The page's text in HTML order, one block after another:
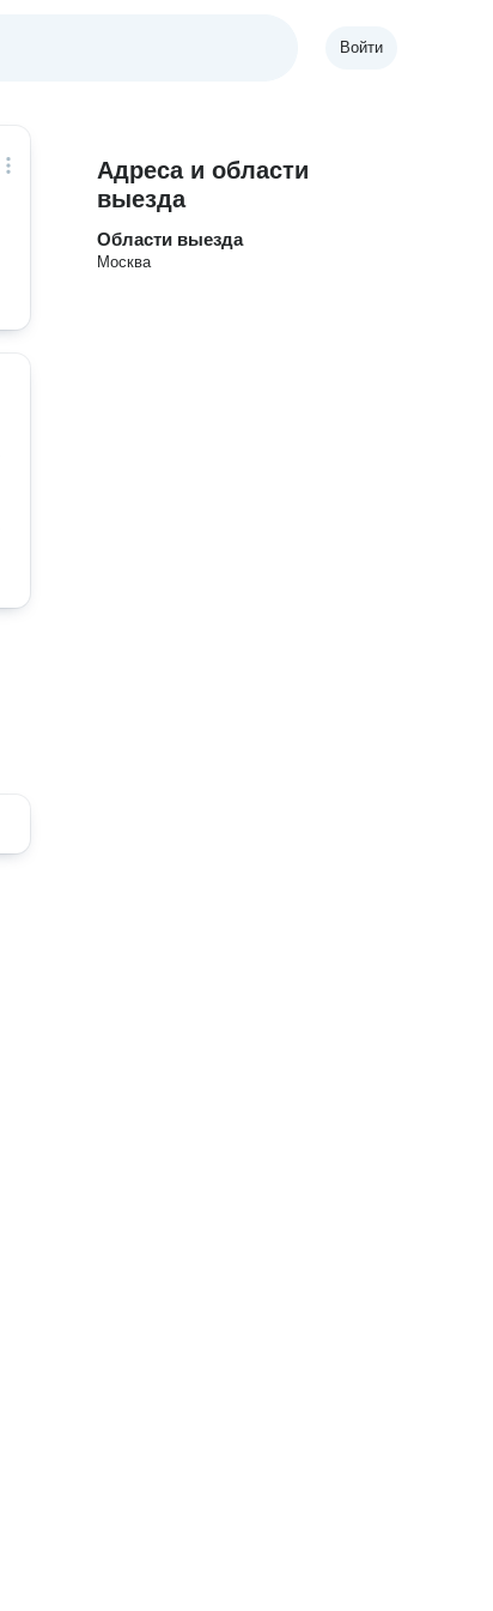
Войти
Адреса и области
выезда
Области выезда
Москва